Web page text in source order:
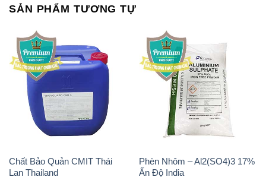
Chất Bảo Quản CMIT Thái
Lan Thailand
Phèn Nhôm – Al2(SO4)3 17%
Ấn Độ India